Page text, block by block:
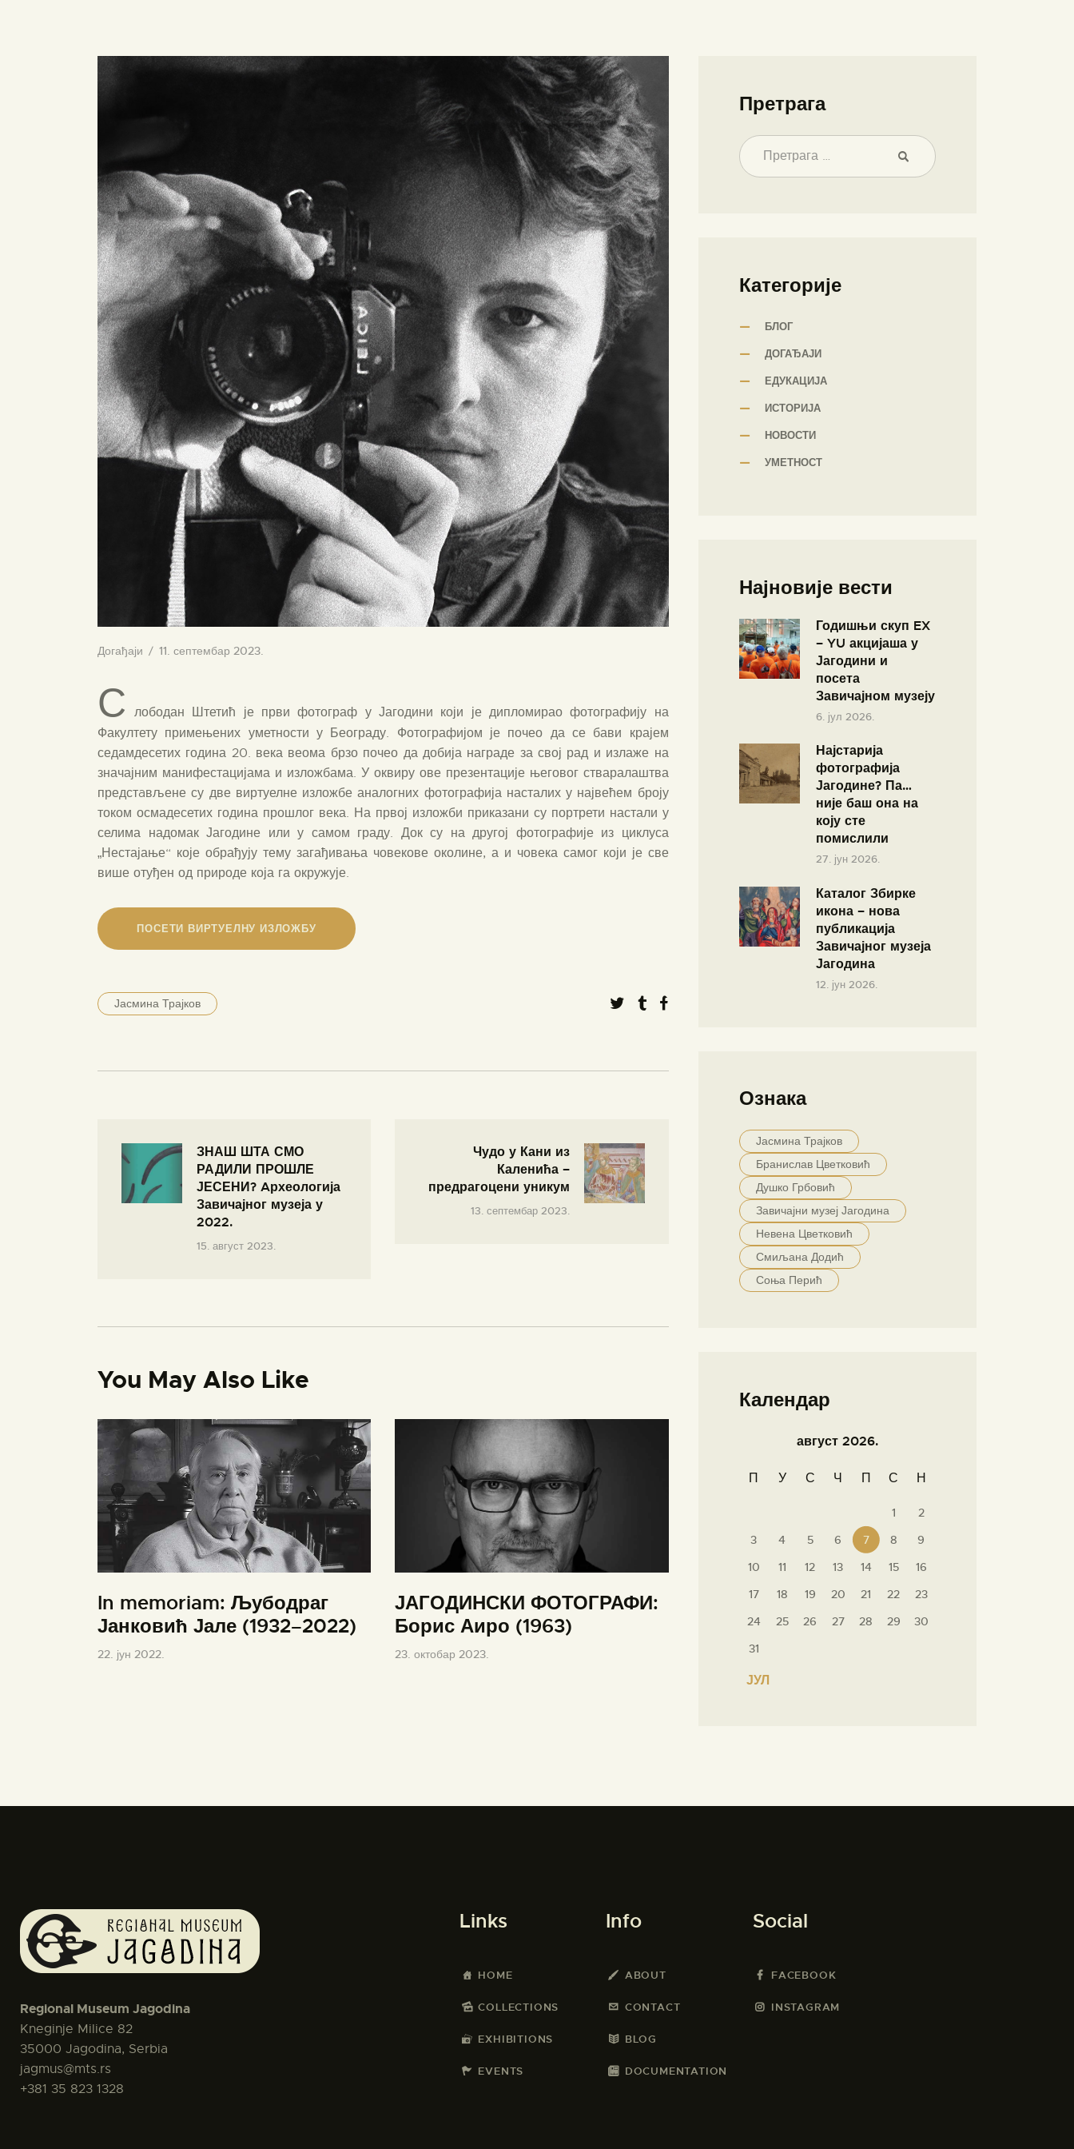
Догађаји 11. септембар 2023.
С лободан Штетић је први фотограф у Јагодини који је дипломирао фотографију на
Факултету примењених уметности у Београду. Фотографијом је почео да се бави крајем
седамдесетих година 20. века веома брзо почео да добија награде за свој рад и излаже на
значајним манифестацијама и изложбама. У оквиру ове презентације његовог стваралаштва
предстaвљене су две виртуелне изложбе аналогних фотографија насталих у највећем броју
током осмадесетих година прошлог века. На првој изложби приказани су портрети настали у
селима надомак Јагодине или у самом граду. Док су на другој фотографије из циклуса
„Нестајање“ које обрађују тему загађивања човекове околине, а и човека самог који је све
више отуђен од природе која га окружује.
ПОСЕТИ ВИРТУЕЛНУ ИЗЛОЖБУ
Јасмина Трајков
ЗНАШ ШТА СМО
РАДИЛИ ПРОШЛЕ
ЈЕСЕНИ? Aрхеологија
Завичајног музеја у
2022.
15. август 2023.
Чудо у Кани из
Каленића –
предрагоцени уникум
13. септембар 2023.
You May Also Like
In memoriam: Љубодраг
Јанковић Јале (1932–2022)
22. јун 2022.
ЈАГОДИНСКИ ФОТОГРАФИ:
Борис Аиро (1963)
23. октобар 2023.
Претрага
Категорије
БЛОГ
ДОГАЂАЈИ
ЕДУКАЦИЈА
ИСТОРИЈА
НОВОСТИ
УМЕТНОСТ
Најновије вести
Годишњи скуп EX
– YU акцијаша у
Јагодини и
посета
Завичајном музеју
6. јул 2026.
Најстарија
фотографија
Јагодине? Па…
није баш она на
коју сте
помислили
27. јун 2026.
Каталог Збирке
икона – нова
публикација
Завичајног музеја
Јагодина
12. јун 2026.
Ознака
Јасмина Трајков
Бранислав Цветковић
Душко Грбовић
Завичајни музеј Јагодина
Невена Цветковић
Смиљана Додић
Соња Перић
Календар
август 2026.
П У С Ч П С Н
1
2
3
4 5 6 7 8
9
10
11 12 13 14 15
16
17
18 19 20 21 22
23
24
25 26 27 28 29
30
31
« ЈУЛ
Regional Museum Jagodina
Kneginje Milice 82
35000 Jagodina, Serbia
jagmus@mts.rs
+381 35 823 1328
Links
HOME
COLLECTIONS
EXHIBITIONS
EVENTS
Info
ABOUT
CONTACT
BLOG
DOCUMENTATION
Social
FACEBOOK
INSTAGRAM